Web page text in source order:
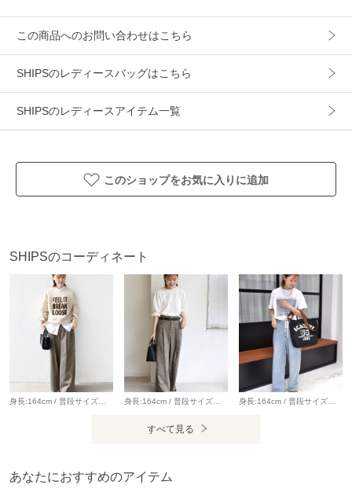
■お問い合わせ品番：310-00-1504
▼シリーズもございます。
Hyman Roth:〈撥水加工〉ナイロン ミニバッグ（品番：310-
00-1503）
Hyman Roth:〈撥水加工〉ナイロン バック パック（品番：
310-00-1505）
310-00-1506）
Hyman Roth:〈撥水加工〉ヘルメット バッグ（品番：310-
Hyman Roth（ハイマン ロス）は、“方向”や“気づき”を意味す
る名のもと、現代における新しいものづくりの指標を探るバ
ッグブランド。
クラフトマンシップとテクノロジー、温かみと理性。 相反す
るものを調和させながら、時代に左右されない普遍的な価値
を紡ぎます。
※生産状況により店舗にて販売する場合もございます。
はないため強い雨や長時間の使用では水が浸透する場合があ
※撮影環境により商品の色味が異なって見える場合がござい
この商品へのお問い合わせはこちら
SHIPSのレディースバッグはこちら
SHIPSのレディースアイテム一覧
このショップをお気に入りに追加
SHIPSのコーディネート
すべて見る
あなたにおすすめのアイテム